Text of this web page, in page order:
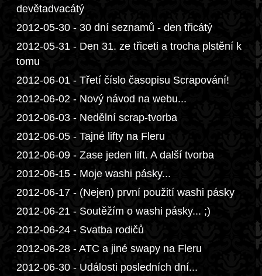
devětadvacátý
2012-05-30 - 30 dní seznamů - den třicátý
2012-05-31 - Den 31. ze třiceti a trocha plstění k
tomu
2012-06-01 - Třetí číslo časopisu Scrapování!
2012-06-02 - Nový návod na webu...
2012-06-03 - Nedělní scrap-tvorba
2012-06-05 - Tajné lifty na Fleru
2012-06-09 - Zase jeden lift. A další tvorba
2012-06-15 - Moje washi pásky...
2012-06-17 - (Nejen) první použití washi pásky
2012-06-21 - Soutěžím o washi pásky... ;)
2012-06-24 - Svatba rodičů
2012-06-28 - ATC a jiné swapy na Fleru
2012-06-30 - Události posledních dní...